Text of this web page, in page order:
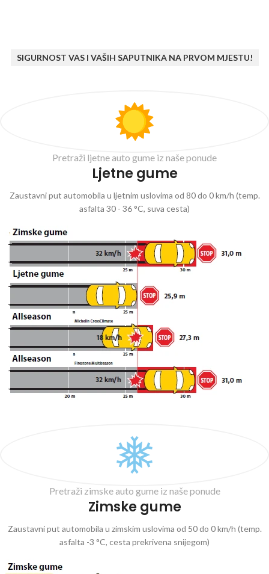
SIGURNOST VAS I VAŠIH SAPUTNIKA NA PRVOM MJESTU!
Pretraži ljetne auto gume iz naše ponude
Ljetne gume
Zaustavni put automobila u ljetnim uslovima od 80 do 0 km/h (temp.
asfalta 30 - 36 °C, suva cesta)
Pretraži zimske auto gume iz naše ponude
Zimske gume
Zaustavni put automobila u zimskim uslovima od 50 do 0 km/h (temp.
asfalta -3 °C, cesta prekrivena snijegom)